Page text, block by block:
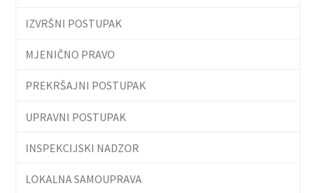
IZVRŠNI POSTUPAK
MJENIČNO PRAVO
PREKRŠAJNI POSTUPAK
UPRAVNI POSTUPAK
INSPEKCIJSKI NADZOR
LOKALNA SAMOUPRAVA